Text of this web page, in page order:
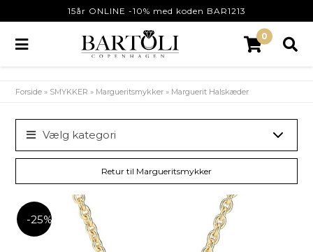
15år ONLINE -10% med koden BAR1213
0
Forside » SMYKKER » Margueritsmykker » Marguerit Halskæder
Vælg kategori
Retur til Margueritsmykker
-25%